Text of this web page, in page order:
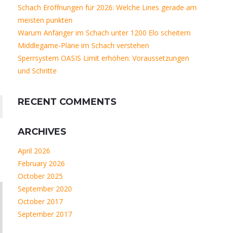
Schach Eröffnungen für 2026: Welche Lines gerade am
meisten punkten
Warum Anfänger im Schach unter 1200 Elo scheitern
Middlegame-Pläne im Schach verstehen
Sperrsystem OASIS Limit erhöhen: Voraussetzungen
und Schritte
RECENT COMMENTS
ARCHIVES
April 2026
February 2026
October 2025
September 2020
October 2017
September 2017